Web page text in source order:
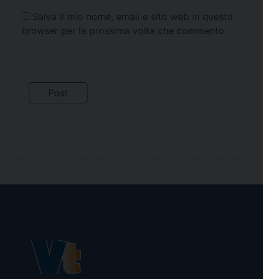
Salva il mio nome, email e sito web in questo
browser per la prossima volta che commento.